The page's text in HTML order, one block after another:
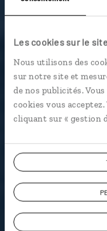
Les cookies sur le
Nous utilisons des
sur notre site et
de nos publicités.
cookies vous
cliquant sur « gestion
Circuit Mongolie :